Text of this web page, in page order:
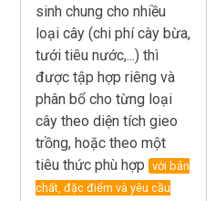
sinh chung cho nhiều
loại cây (chi phí cày bừa,
tưới tiêu nước,...) thì
được tập hợp riêng và
phân bổ cho từng loại
cây theo diện tích gieo
trồng, hoặc theo một
tiêu thức phù hợp với bản
chất, đặc điểm và yêu cầu